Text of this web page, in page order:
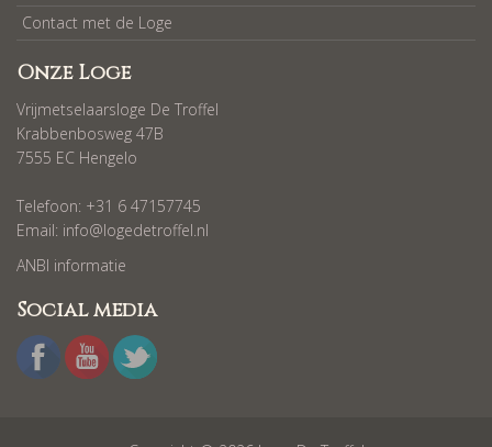
Contact met de Loge
Onze Loge
Vrijmetselaarsloge De Troffel
Krabbenbosweg 47B
7555 EC Hengelo
Telefoon: +31 6 47157745
Email: info@logedetroffel.nl
ANBI informatie
Social media